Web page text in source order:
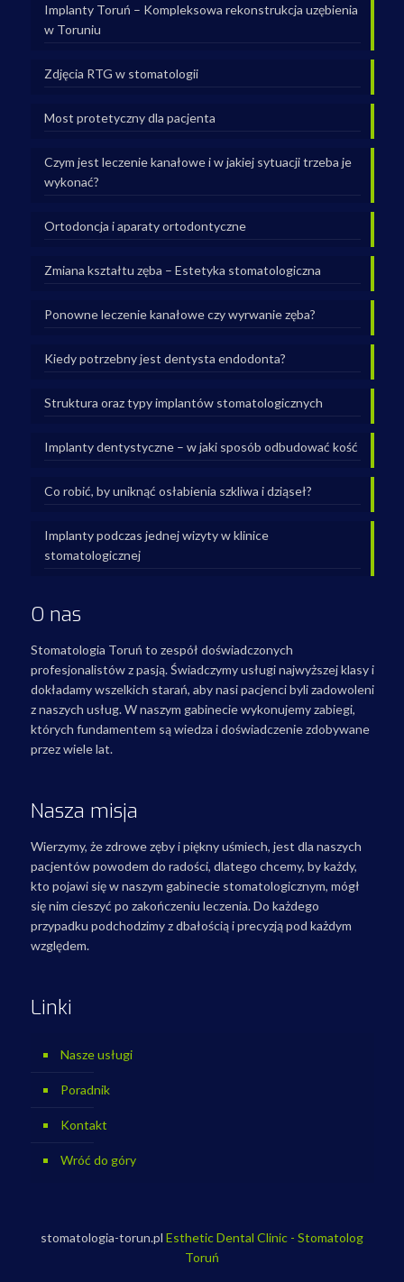
Implanty Toruń – Kompleksowa rekonstrukcja uzębienia
w Toruniu
Zdjęcia RTG w stomatologii
Most protetyczny dla pacjenta
Czym jest leczenie kanałowe i w jakiej sytuacji trzeba je
wykonać?
Ortodoncja i aparaty ortodontyczne
Zmiana kształtu zęba – Estetyka stomatologiczna
Ponowne leczenie kanałowe czy wyrwanie zęba?
Kiedy potrzebny jest dentysta endodonta?
Struktura oraz typy implantów stomatologicznych
Implanty dentystyczne – w jaki sposób odbudować kość
Co robić, by uniknąć osłabienia szkliwa i dziąseł?
Implanty podczas jednej wizyty w klinice
stomatologicznej
O nas
Stomatologia Toruń to zespół doświadczonych
profesjonalistów z pasją. Świadczymy usługi najwyższej klasy i
dokładamy wszelkich starań, aby nasi pacjenci byli zadowoleni
z naszych usług. W naszym gabinecie wykonujemy zabiegi,
których fundamentem są wiedza i doświadczenie zdobywane
przez wiele lat.
Nasza misja
Wierzymy, że zdrowe zęby i piękny uśmiech, jest dla naszych
pacjentów powodem do radości, dlatego chcemy, by każdy,
kto pojawi się w naszym gabinecie stomatologicznym, mógł
się nim cieszyć po zakończeniu leczenia. Do każdego
przypadku podchodzimy z dbałością i precyzją pod każdym
względem.
Linki
Nasze usługi
Poradnik
Kontakt
Wróć do góry
stomatologia-torun.pl Esthetic Dental Clinic - Stomatolog
Toruń